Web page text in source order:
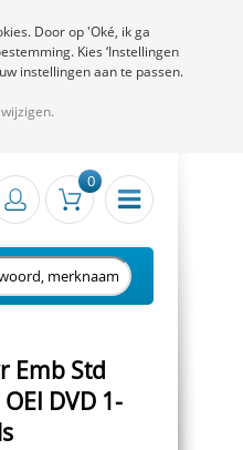
0
Emb Std
DVD 1-
Door op 'Oké, ik ga
Kies ‘Instellingen
instellingen aan te passen.